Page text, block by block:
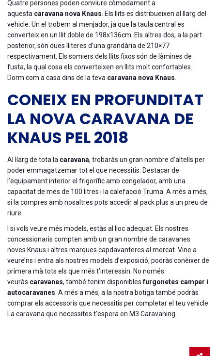
Quatre persones poden conviure còmodament a
aquesta caravana nova Knaus . Els llits es distribueixen al llarg del
vehicle. Un el trobem al menjador, ja que la taula central es
converteix en un llit doble de 198x136cm. Els altres dos, a la part
posterior, són dues lliteres d’una grandària de 210×77
respectivament. Els somiers dels llits fixos són de làmines de
fusta, la qual cosa els converteixen en llits molt confortables.
Dorm com a casa dins de la teva caravana nova Knaus
CONEIX EN PROFUNDITAT
LA NOVA CARAVANA DE
KNAUS PEL 2018
Al llarg de tota la caravana, trobaràs un gran nombre d’altells per
poder emmagatzemar tot el que necessitis. Destacar de
l’equipament interior el frigorífic amb congelador, amb una
capacitat de més de 100 litres i la calefacció Truma. A més a més,
si la compres amb nosaltres pots accedir al pack plus a un preu de
riure.
I si vols veure més models, estàs al lloc adequat. Els nostres
concessionaris compten amb un gran nombre de caravanes
noves Knaus i altres marques capdavanteres al mercat. Vine a
veure’ns i entra als nostres models d’exposició, podràs conèixer de
primera mà tots els que més t’interessin. No només
veuràs caravanes, també tenim disponiblesfurgonetes camper i
autocaravanes . A més a més, a la nostra botiga també podràs
comprar els accessoris que necessitis per completar el teu vehicle.
La caravana que necessites t’espera en M3 Caravaning.